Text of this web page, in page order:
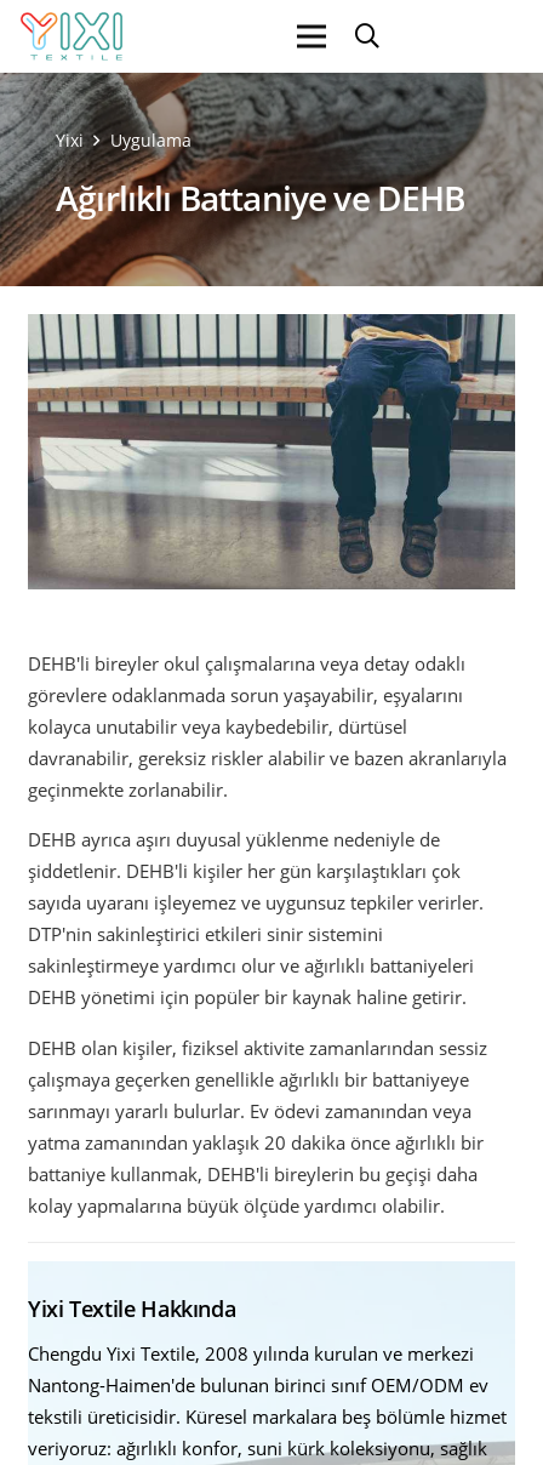
Yixi Uygulama
Ağırlıklı Battaniye ve DEHB
DEHB'li bireyler okul çalışmalarına veya detay odaklı
görevlere odaklanmada sorun yaşayabilir, eşyalarını
kolayca unutabilir veya kaybedebilir, dürtüsel
davranabilir, gereksiz riskler alabilir ve bazen akranlarıyla
geçinmekte zorlanabilir.
DEHB ayrıca aşırı duyusal yüklenme nedeniyle de
şiddetlenir. DEHB'li kişiler her gün karşılaştıkları çok
sayıda uyaranı işleyemez ve uygunsuz tepkiler verirler.
DTP'nin sakinleştirici etkileri sinir sistemini
sakinleştirmeye yardımcı olur ve ağırlıklı battaniyeleri
DEHB yönetimi için popüler bir kaynak haline getirir.
DEHB olan kişiler, fiziksel aktivite zamanlarından sessiz
çalışmaya geçerken genellikle ağırlıklı bir battaniyeye
sarınmayı yararlı bulurlar. Ev ödevi zamanından veya
yatma zamanından yaklaşık 20 dakika önce ağırlıklı bir
battaniye kullanmak, DEHB'li bireylerin bu geçişi daha
kolay yapmalarına büyük ölçüde yardımcı olabilir.
Yixi Textile Hakkında
Chengdu Yixi Textile, 2008 yılında kurulan ve merkezi
Nantong-Haimen'de bulunan birinci sınıf OEM/ODM ev
tekstili üreticisidir. Küresel markalara beş bölümle hizmet
veriyoruz: ağırlıklı konfor, suni kürk koleksiyonu, sağlık